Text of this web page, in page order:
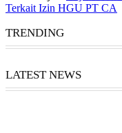
Terkait Izin HGU PT CA
TRENDING
LATEST NEWS